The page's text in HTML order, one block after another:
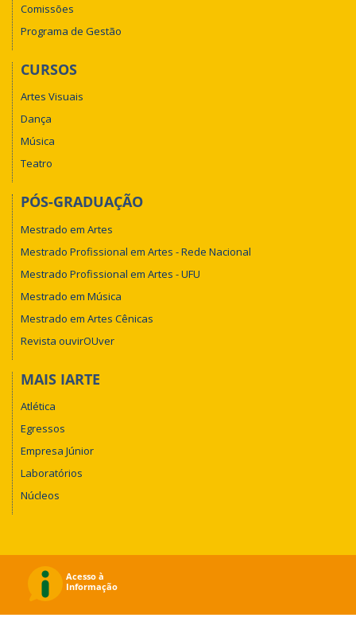
Comissões
Programa de Gestão
CURSOS
Artes Visuais
Dança
Música
Teatro
PÓS-GRADUAÇÃO
Mestrado em Artes
Mestrado Profissional em Artes - Rede Nacional
Mestrado Profissional em Artes - UFU
Mestrado em Música
Mestrado em Artes Cênicas
Revista ouvirOUver
MAIS IARTE
Atlética
Egressos
Empresa Júnior
Laboratórios
Núcleos